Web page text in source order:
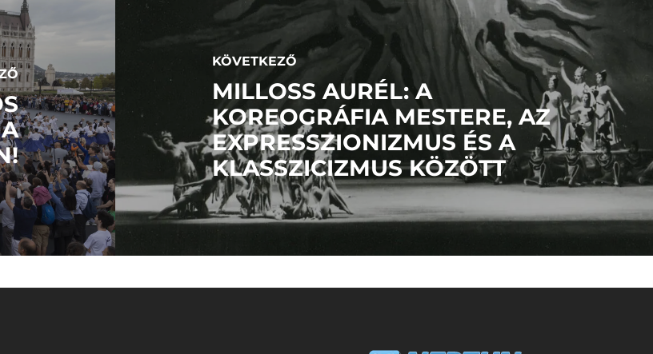
KÖVETKEZŐ
MILLOSS AURÉL: A
KOREOGRÁFIA MESTERE, AZ
EXPRESSZIONIZMUS ÉS A
KLASSZICIZMUS KÖZÖTT